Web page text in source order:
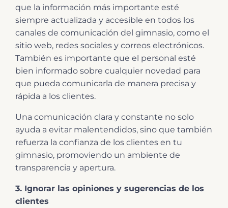
que la información más importante esté
siempre actualizada y accesible en todos los
canales de comunicación del gimnasio, como el
sitio web, redes sociales y correos electrónicos.
También es importante que el personal esté
bien informado sobre cualquier novedad para
que pueda comunicarla de manera precisa y
rápida a los clientes.
Una comunicación clara y constante no solo
ayuda a evitar malentendidos, sino que también
refuerza la confianza de los clientes en tu
gimnasio, promoviendo un ambiente de
transparencia y apertura.
3. Ignorar las opiniones y sugerencias de los
clientes